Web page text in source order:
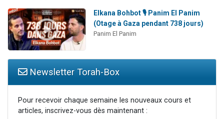
Elkana Bohbot 🎙️ Panim El Panim
(Otage à Gaza pendant 738 jours)
Panim El Panim
Newsletter Torah-Box
Pour recevoir chaque semaine les nouveaux cours et
articles, inscrivez-vous dès maintenant :